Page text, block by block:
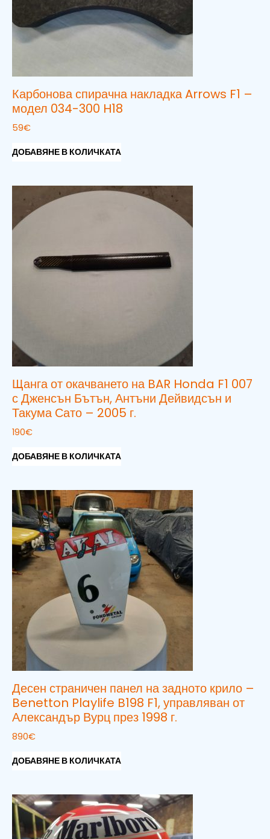
Карбонова спирачна накладка Arrows F1 –
модел 034-300 H18
59€
ДОБАВЯНЕ В КОЛИЧКАТА
Щанга от окачването на BAR Honda F1 007
с Дженсън Бътън, Антъни Дейвидсън и
Такума Сато – 2005 г.
190€
ДОБАВЯНЕ В КОЛИЧКАТА
Десен страничен панел на задното крило –
Benetton Playlife B198 F1, управляван от
Александър Вурц през 1998 г.
890€
ДОБАВЯНЕ В КОЛИЧКАТА